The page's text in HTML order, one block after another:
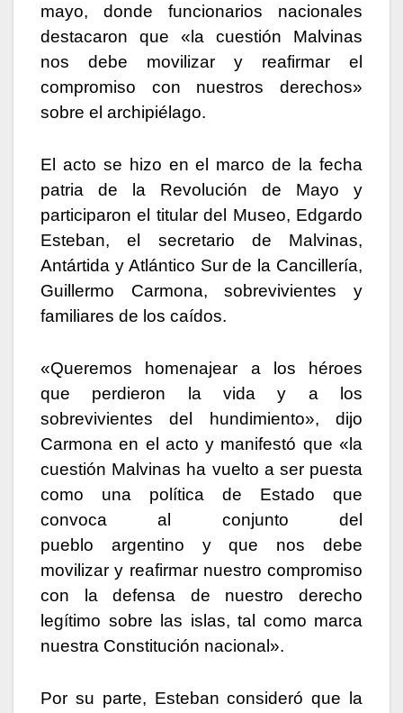
mayo, donde funcionarios nacionales
destacaron que «la cuestión Malvinas
nos debe movilizar y reafirmar el
compromiso con nuestros derechos»
sobre el archipiélago.
El acto se hizo en el marco de la fecha
patria de la Revolución de Mayo y
participaron el titular del Museo, Edgardo
Esteban, el secretario de Malvinas,
Antártida y Atlántico Sur de la Cancillería,
Guillermo Carmona, sobrevivientes y
familiares de los caídos.
«Queremos homenajear a los héroes
que perdieron la vida y a los
sobrevivientes del hundimiento», dijo
Carmona en el acto y manifestó que «la
cuestión Malvinas ha vuelto a ser puesta
como una política de Estado que
convoca al conjunto del
pueblo argentino y que nos debe
movilizar y reafirmar nuestro compromiso
con la defensa de nuestro derecho
legítimo sobre las islas, tal como marca
nuestra Constitución nacional».
Por su parte, Esteban consideró que la